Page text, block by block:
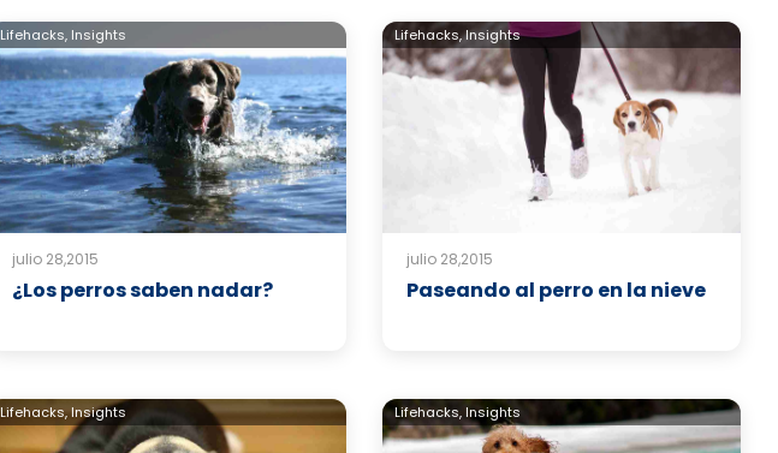
Lifehacks, Insights
julio 28,2015
¿Los perros saben nadar?
Lifehacks,Insights
julio 28,2015
Paseando al perro en la nieve
Lifehacks, Insights Lifehacks, Insights